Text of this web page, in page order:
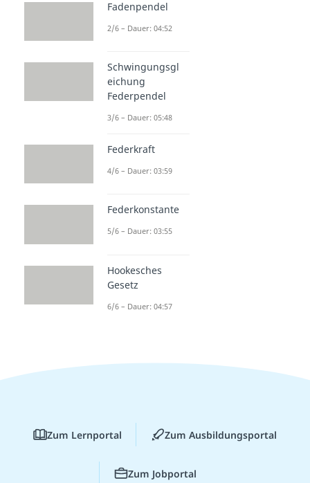
Fadenpendel
2/6 – Dauer: 04:52
Schwingungsgl
eichung
Federpendel
3/6 – Dauer: 05:48
Federkraft
4/6 – Dauer: 03:59
Federkonstante
5/6 – Dauer: 03:55
Hookesches
Gesetz
6/6 – Dauer: 04:57
Zum Lernportal Zum Ausbildungsportal
Zum Jobportal